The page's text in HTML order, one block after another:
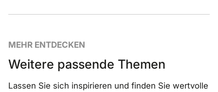
MEHR ENTDECKEN
Weitere passende Themen
Lassen Sie sich inspirieren und finden Sie wertvolle